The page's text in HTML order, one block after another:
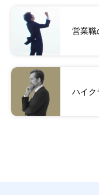
営業職
ハイク